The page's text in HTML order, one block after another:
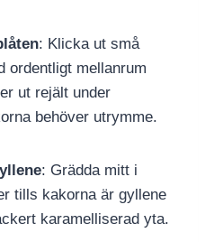
: Klicka ut små
ordentligt mellanrum
ut rejält under
behöver utrymme.
: Grädda mitt i
tills kakorna är gyllene
karamelliserad yta.